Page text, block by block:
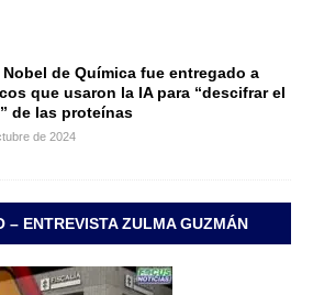
Nobel de Química fue entregado a
que usaron la IA para “descifrar el
de las proteínas
de 2024
– ENTREVISTA ZULMA GUZMÁN